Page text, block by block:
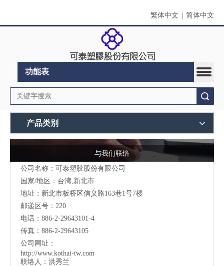
繁体中文 简体中文
功能表
产品类别
与我们联络
公司名称：可泰塑胶股份有限公司
国家/地区：台湾,新北市
地址：新北市板桥区信义路163巷1号7楼
邮递区号：220
电话：886-2-29643101-4
传真：886-2-29643105
公司网址：
http://www.kothai-tw.com
联络人：洪秀兰